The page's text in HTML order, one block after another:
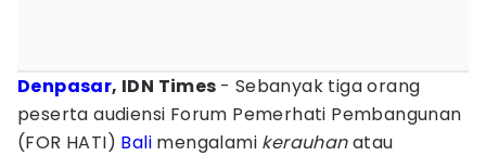
Denpasar, IDN Times - Sebanyak tiga orang
peserta audiensi Forum Pemerhati Pembangunan
(FOR HATI) Bali mengalami kerauhanatau